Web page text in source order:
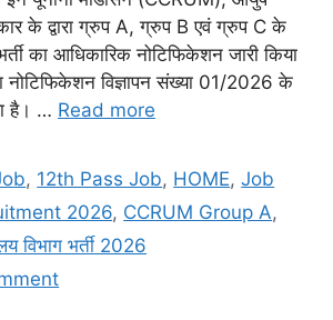
के द्वारा ग्रुप A, ग्रुप B एवं ग्रुप C के
का आधिकारिक नोटिफिकेशन जारी किया
नोटिफिकेशन विज्ञापन संख्या 01/2026 के
है। … Read more
, 12th Pass Job, HOME,Job
2026, CCRUM Group A,
विभाग भर्ती 2026